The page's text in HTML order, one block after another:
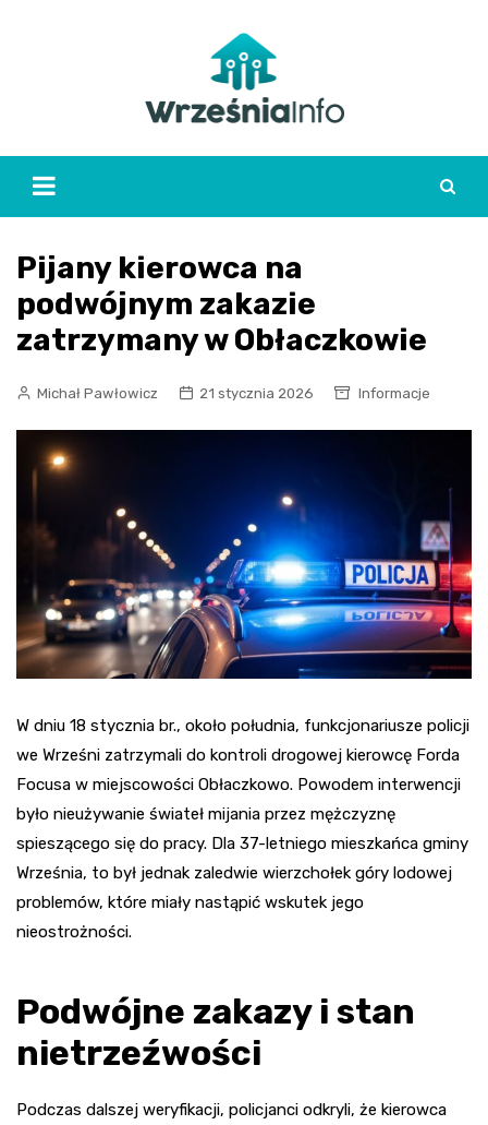
Pijany kierowca na
podwójnym zakazie
zatrzymany w Obłaczkowie
Michał Pawłowicz 21 stycznia 2026 Informacje
W dniu 18 stycznia br., około południa, funkcjonariusze policji
we Wrześni zatrzymali do kontroli drogowej kierowcę Forda
Focusa w miejscowości Obłaczkowo. Powodem interwencji
było nieużywanie świateł mijania przez mężczyznę
spieszącego się do pracy. Dla 37-letniego mieszkańca gminy
Września, to był jednak zaledwie wierzchołek góry lodowej
problemów, które miały nastąpić wskutek jego
nieostrożności.
Podwójne zakazy i stan
nietrzeźwości
Podczas dalszej weryfikacji, policjanci odkryli, że kierowca